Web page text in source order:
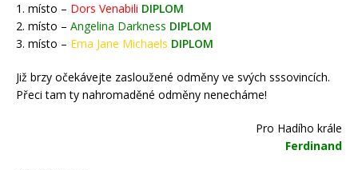
1. místo – Dors Venabili DIPLOM
2. místo – Angelina Darkness DIPLOM
3. místo – Ema Jane Michaels DIPLOM
Již brzy očekávejte zasloužené odměny ve svých sssovincích.
Přeci tam ty nahromaděné odměny nenecháme!
Pro Hadího krále
Ferdinand